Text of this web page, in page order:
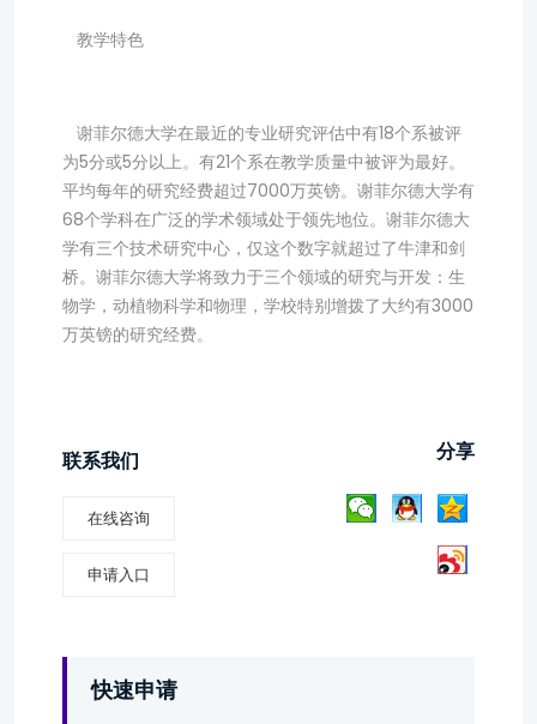
教学特色
谢菲尔德大学在最近的专业研究评估中有18个系被评
为5分或5分以上。有21个系在教学质量中被评为最好。
平均每年的研究经费超过7000万英镑。谢菲尔德大学有
68个学科在广泛的学术领域处于领先地位。谢菲尔德大
学有三个技术研究中心，仅这个数字就超过了牛津和剑
桥。谢菲尔德大学将致力于三个领域的研究与开发：生
物学，动植物科学和物理，学校特别增拨了大约有3000
万英镑的研究经费。
联系我们
在线咨询
申请入口
分享
快速申请